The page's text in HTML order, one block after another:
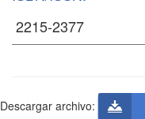
Descargar archivo: